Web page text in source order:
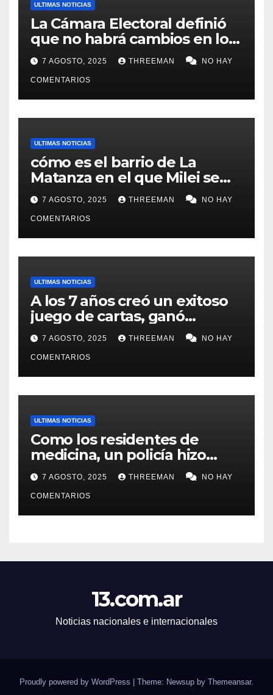
ULTIMAS NOTICIAS
La Cámara Electoral definió
que no habrá cambios en los
lugares de votación en La
Matanza
7 AGOSTO, 2025 THREEMAN NO HAY
COMENTARIOS
ULTIMAS NOTICIAS
cómo es el barrio de La
Matanza en el que Milei se
sacó la foto de lanzamiento
de campaña en provincia de
Buenos Aires
7 AGOSTO, 2025 THREEMAN NO HAY
COMENTARIOS
ULTIMAS NOTICIAS
A los 7 años creó un exitoso
juego de cartas, ganó
millones y ahora vendió la
idea para cumplir su sueño
7 AGOSTO, 2025 THREEMAN NO HAY
COMENTARIOS
ULTIMAS NOTICIAS
Como los residentes de
medicina, un policía hizo
trampa en un examen para
obtener un ascenso en Santa
Fe y fue suspendido
7 AGOSTO, 2025 THREEMAN NO HAY
COMENTARIOS
13.com.ar
Noticias nacionales e internacionales
Proudly powered by WordPress Theme: Newsup by Themeansar.